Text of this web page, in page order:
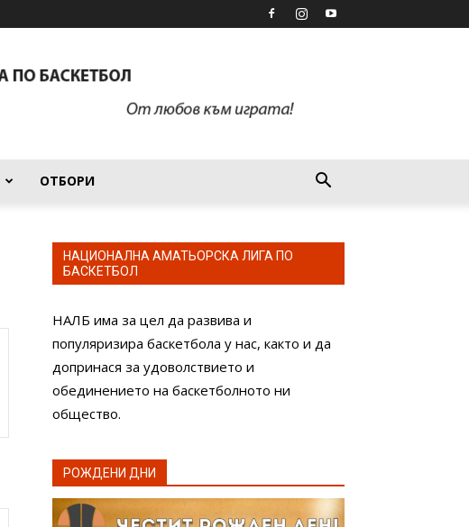
ОТБОРИ
НАЦИОНАЛНА АМАТЬОРСКА ЛИГА ПО
БАСКЕТБОЛ
НАЛБ има за цел да развива и
популяризира баскетбола у нас, както и да
допринася за удоволствието и
обединението на баскетболното ни
общество.
РОЖДЕНИ ДНИ